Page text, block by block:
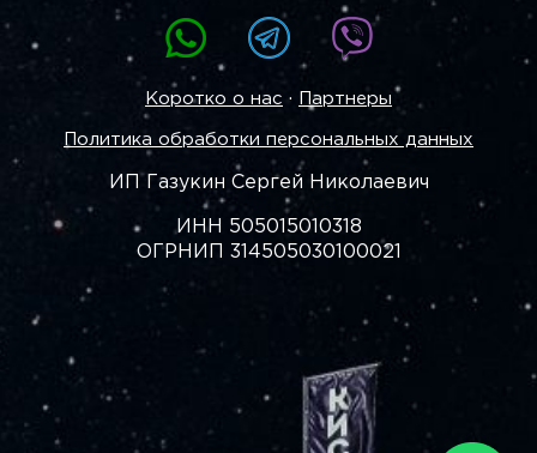
Коротко о нас · Партнеры
Политика обработки персональных данных
ИП Газукин Сергей Николаевич
ИНН 505015010318
ОГРНИП 314505030100021